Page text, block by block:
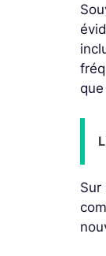
que
Sur